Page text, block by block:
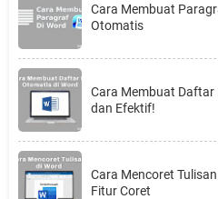
Cara Membuat
Otomatis
Cara Membuat Daftar
dan Efektif!
Cara Mencoret
Fitur Coret